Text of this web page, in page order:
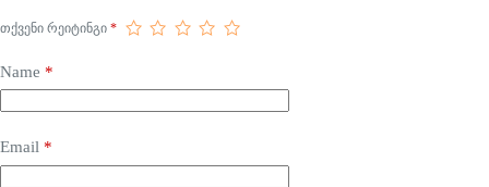
ᲗᲥᲕᲔᲜᲘ ᲠᲔᲘᲢᲘᲜᲒᲘ *
Name *
Email *